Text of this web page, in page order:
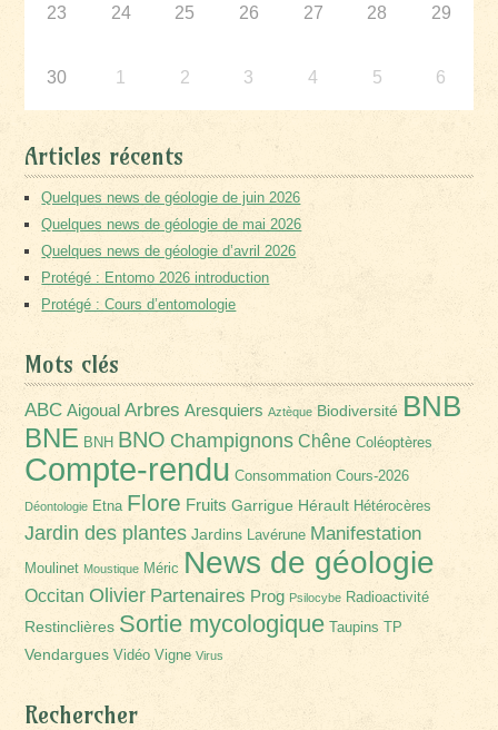
23 24 25 26 27 28 29
30 1 2 3 4 5 6
Articles récents
Quelques news de géologie de juin 2026
Quelques news de géologie de mai 2026
Quelques news de géologie d’avril 2026
Protégé : Entomo 2026 introduction
Protégé : Cours d’entomologie
Mots clés
ABC Aigoual Arbres Aresquiers Aztèque Biodiversité BNB
BNE BNH BNO Champignons Chêne Coléoptères
Compte-rendu Consommation Cours-2026
Déontologie Etna Flore Fruits Garrigue Hérault Hétérocères
Jardin des plantes Jardins Lavérune Manifestation
Moulinet Moustique Méric News de géologie
Occitan Olivier Partenaires Prog Psilocybe Radioactivité
Restinclières Sortie mycologique Taupins TP
Vendargues Vidéo Vigne Virus
Rechercher